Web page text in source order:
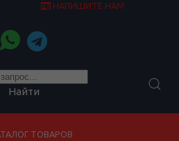
НАПИШИТЕ НАМ
Найти
ТОВАРОВ